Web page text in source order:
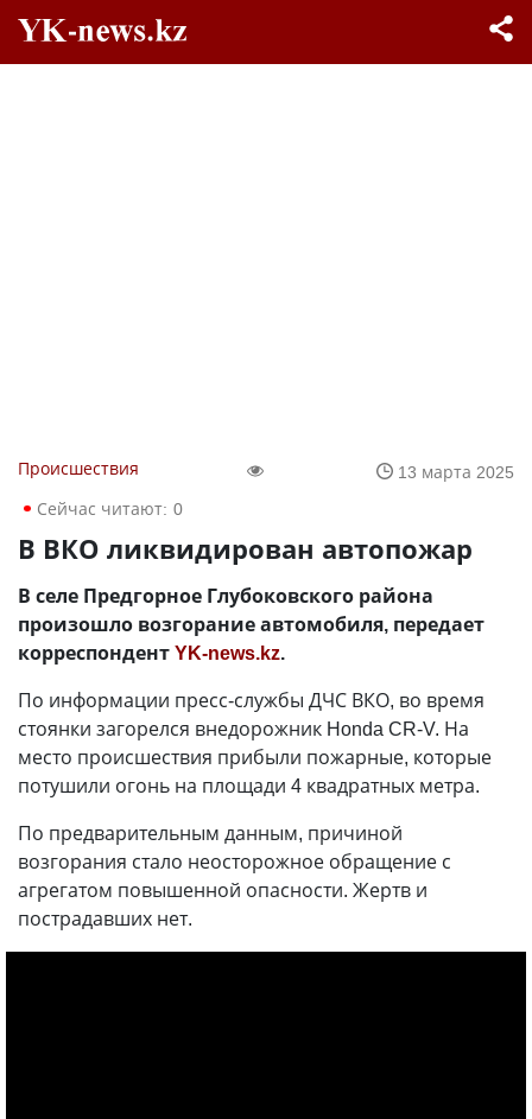
Происшествия
13 марта 2025
Сейчас читают: 0
В ВКО ликвидирован автопожар
В селе Предгорное Глубоковского района
произошло возгорание автомобиля, передает
корреспондентYK-news.kz.
По информации пресс-службы ДЧС ВКО, во время
стоянки загорелся внедорожник Honda CR-V. На
место происшествия прибыли пожарные, которые
потушили огонь на площади 4 квадратных метра.
По предварительным данным, причиной
возгорания стало неосторожное обращение с
агрегатом повышенной опасности. Жертв и
пострадавших нет.